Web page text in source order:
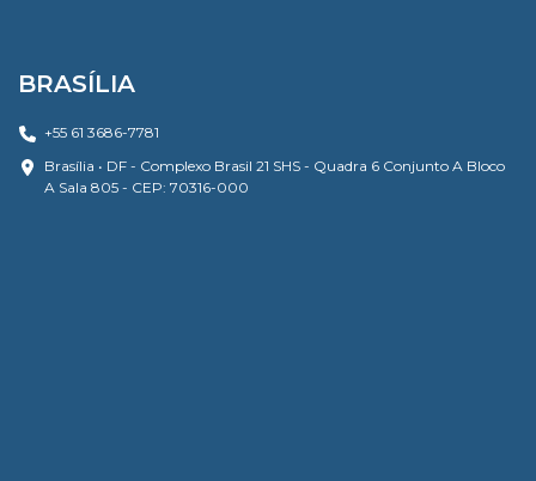
BRASÍLIA
+55 61 3686-7781
Brasília • DF - Complexo Brasil 21 SHS - Quadra 6 Conjunto A Bloco
A Sala 805 - CEP: 70316-000